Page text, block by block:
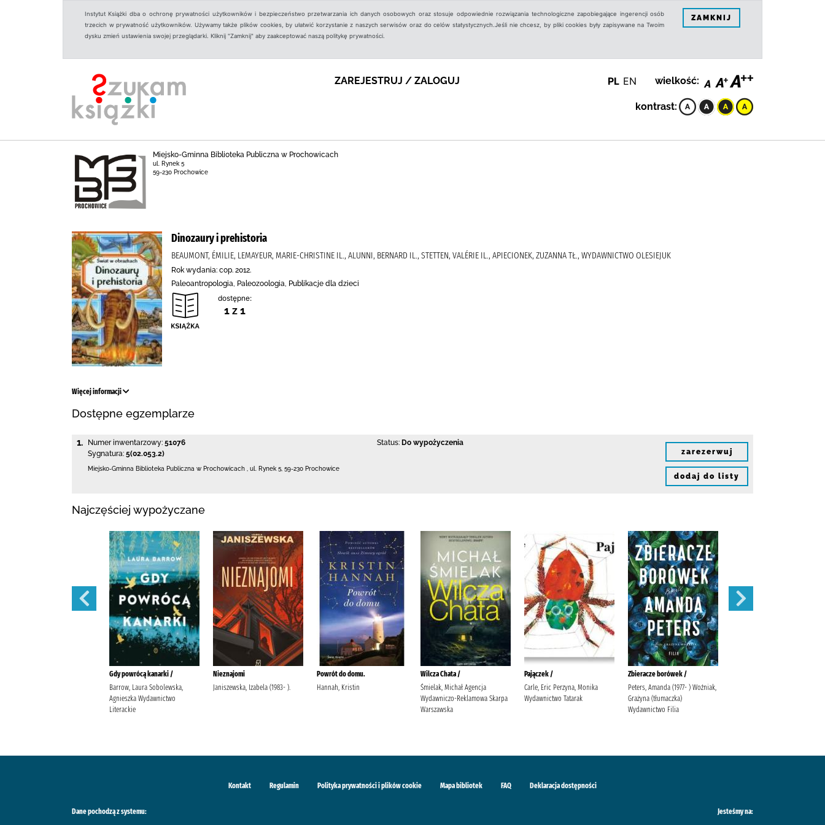
Instytut Książki dba o ochronę prywatności użytkowników i bezpieczeństwo przetwarzania ich danych osobowych oraz stosuje odpowiednie rozwiązania technologiczne zapobiegające ingerencji osób
trzecich w prywatność użytkowników. Używamy także plików cookies, by ułatwić korzystanie z naszych serwisów oraz do celów statystycznych.Jeśli nie chcesz, by pliki cookies były zapisywane na Twoim
dysku zmień ustawienia swojej przeglądarki. Kliknij "Zamknij" aby zaakceptować naszą politykę prywatności.
ZAMKNIJ
ZAREJESTRUJ / ZALOGUJ PL EN wielkość:
kontrast:
Miejsko-Gminna Biblioteka Publiczna w Prochowicach
ul. Rynek 5
59-230 Prochowice
Dinozaury i prehistoria
BEAUMONT, ÉMILIE, LEMAYEUR, MARIE-CHRISTINE IL., ALUNNI, BERNARD IL., STETTEN, VALÉRIE IL., APIECIONEK, ZUZANNA TŁ., WYDAWNICTWO OLESIEJUK
Rok wydania: cop. 2012.
Paleoantropologia, Paleozoologia, Publikacje dla dzieci
dostępne:
1 z 1
Więcej informacji
Dostępne egzemplarze
1. Numer inwentarzowy: 51076
Sygnatura: 5(02.053.2)
Status: Do wypożyczenia
Miejsko-Gminna Biblioteka Publiczna w Prochowicach ul. Rynek 5 59-230 Prochowice
zarezerwuj
dodaj do listy
Najczęściej wypożyczane
Gdy powrócą kanarki /
Barrow, Laura Sobolewska,
Agnieszka Wydawnictwo
Literackie
Nieznajomi
Janiszewska, Izabela (1983- ).
Powrót do domu.
Hannah, Kristin
Wilcza Chata /
Śmielak, Michał Agencja
Wydawniczo-Reklamowa Skarpa
Warszawska
Pajączek /
Carle, Eric Perzyna, Monika
Wydawnictwo Tatarak
Zbieracze borówek /
Peters, Amanda (1977- ) Woźniak,
Grażyna (tłumaczka)
Wydawnictwo Filia
Kontakt Regulamin Polityka prywatności i plików cookie Mapa bibliotek FAQ Deklaracja dostępności
Dane pochodzą z systemu: Jesteśmy na: